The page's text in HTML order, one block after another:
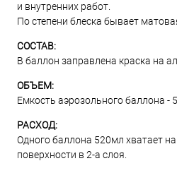
и внутренних работ.
По степени блеска бывает
СОСТАВ:
В баллон заправлена краска на
ОБЪЕМ:
Емкость аэрозольного баллона -
РАСХОД:
Одного баллона 520мл хватает
поверхности в 2-а слоя.